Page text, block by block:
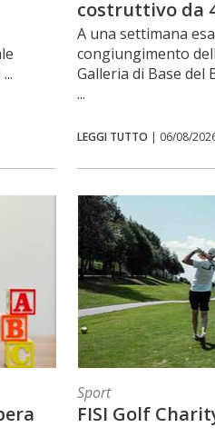
costruttivo da
A una settimana
congiungimento
Galleria di Base del
...
LEGGI TUTTO | 06/08/
Sport
FISI Golf